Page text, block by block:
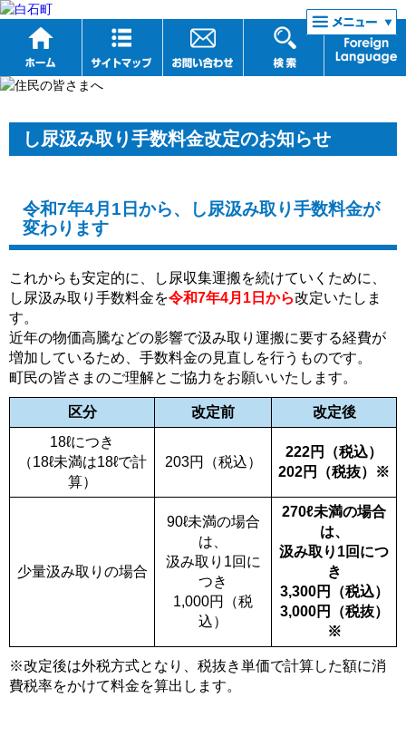
リンク集
し尿汲み取り手数料金改定のお知らせ
令和7年4月1日から、し尿汲み取り手数料金が
変わります
これからも安定的に、し尿収集運搬を続けていくために、
し尿汲み取り手数料金を令和7年4月1日から改定いたしま
す。
近年の物価高騰などの影響で汲み取り運搬に要する経費が
増加しているため、手数料金の見直しを行うものです。
町民の皆さまのご理解とご協力をお願いいたします。
区分 改定前
改定後
18ℓにつき
（18ℓ未満は18ℓで計
算）
203円（税込）
222円（税込）
202円（税抜）※
少量汲み取りの場合
90ℓ未満の場合
は、
汲み取り1回に
つき
1,000円（税
込）
270ℓ未満の場合
は、
汲み取り1回につ
き
3,300円（税込）
3,000円（税抜）
※
※改定後は外税方式となり、税抜き単価で計算した額に消
費税率をかけて料金を算出します。